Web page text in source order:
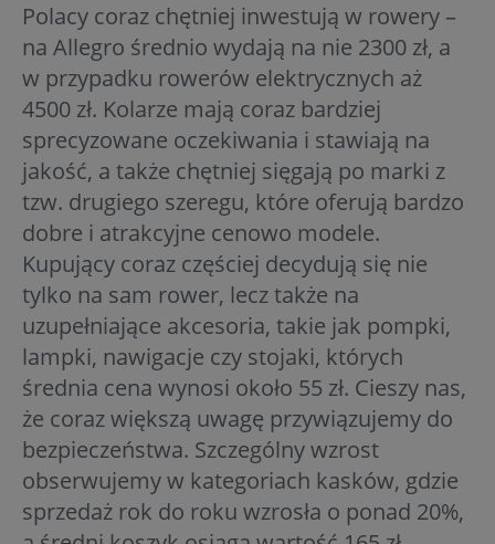
Polacy coraz chętniej inwestują w rowery –
na Allegro średnio wydają na nie 2300 zł, a
w przypadku rowerów elektrycznych aż
4500 zł. Kolarze mają coraz bardziej
sprecyzowane oczekiwania i stawiają na
jakość, a także chętniej sięgają po marki z
tzw. drugiego szeregu, które oferują bardzo
dobre i atrakcyjne cenowo modele.
Kupujący coraz częściej decydują się nie
tylko na sam rower, lecz także na
uzupełniające akcesoria, takie jak pompki,
lampki, nawigacje czy stojaki, których
średnia cena wynosi około 55 zł. Cieszy nas,
że coraz większą uwagę przywiązujemy do
bezpieczeństwa. Szczególny wzrost
obserwujemy w kategoriach kasków, gdzie
sprzedaż rok do roku wzrosła o ponad 20%,